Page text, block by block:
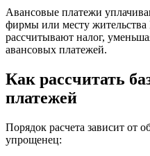
Авансовые платежи
фирмы или месту
рассчитывают налог,
авансовых платежей.
Как рассчитать
платежей
Порядок расчета зависит от
упрощенец: